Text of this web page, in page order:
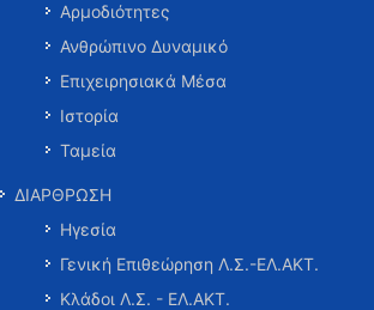
Αρμοδιότητες
Ανθρώπινο Δυναμικό
Επιχειρησιακά Μέσα
Ιστορία
Ταμεία
ΔΙΑΡΘΡΩΣΗ
Ηγεσία
Γενική Επιθεώρηση Λ.Σ.-ΕΛ.ΑΚΤ.
Κλάδοι Λ.Σ. - ΕΛ.ΑΚΤ.